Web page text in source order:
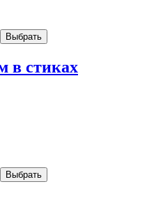
в стиках